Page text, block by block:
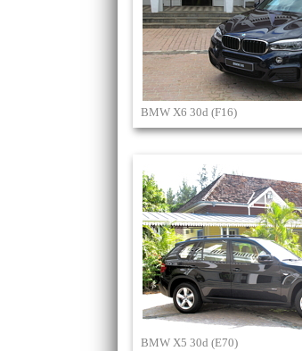
BMW X6 30d (F16)
BMW X5 30d (E70)